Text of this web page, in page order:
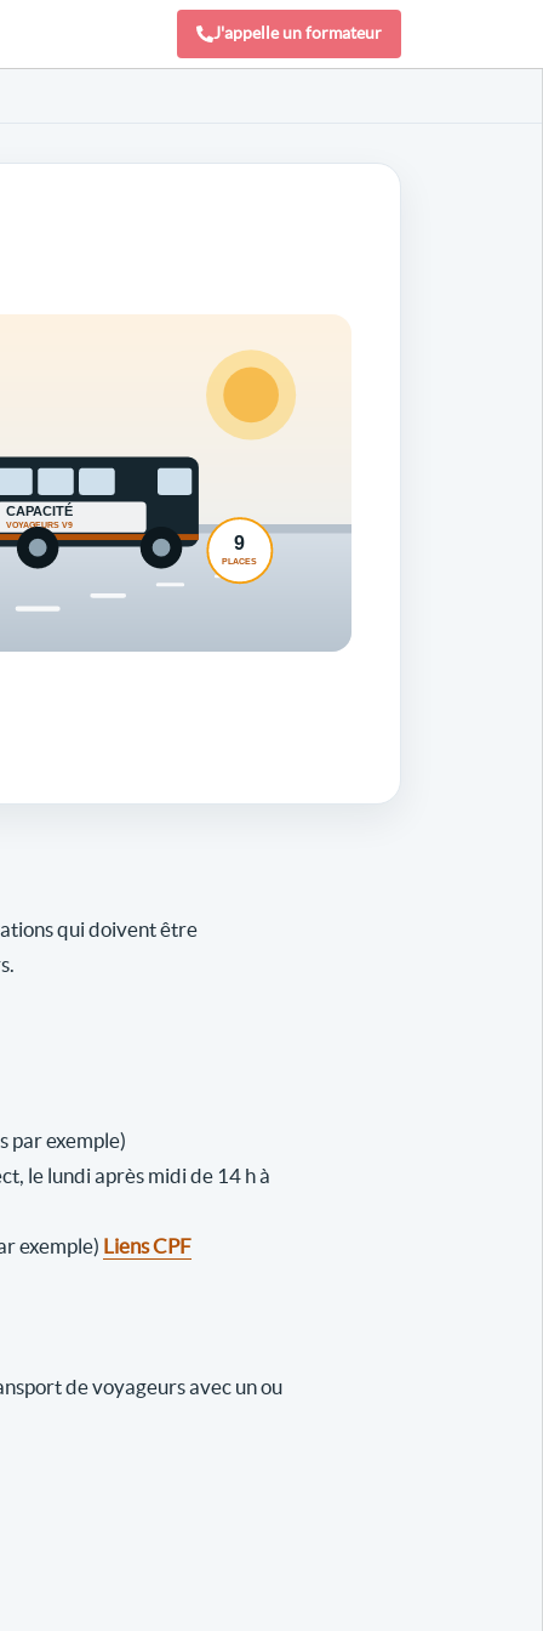
J'appelle un formateur
qui doivent être
par exemple)
le lundi après midi de 14 h à
exemple) Liens CPF
de voyageurs avec un ou